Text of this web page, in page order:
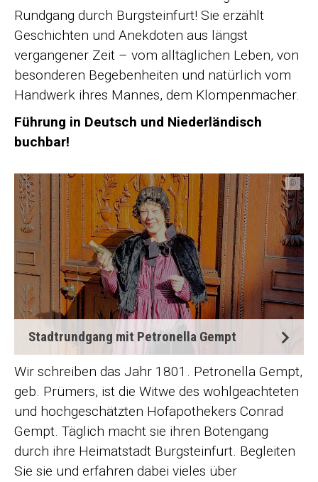
Rundgang durch Burgsteinfurt! Sie erzählt
Geschichten und Anekdoten aus längst
vergangener Zeit – vom alltäglichen Leben, von
besonderen Begebenheiten und natürlich vom
Handwerk ihres Mannes, dem Klompenmacher.
Führung in Deutsch und Niederländisch
buchbar!
©
Stadtrundgang mit Petronella Gempt
Wir schreiben das Jahr 1801. Petronella Gempt,
geb. Prümers, ist die Witwe des wohlgeachteten
und hochgeschätzten Hofapothekers Conrad
Gempt. Täglich macht sie ihren Botengang
durch ihre Heimatstadt Burgsteinfurt. Begleiten
Sie sie und erfahren dabei vieles über